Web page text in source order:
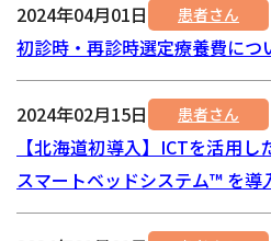
2024年04月01日 患者さん
初診時・再診時選定療養費につ
2024年02月15日 患者さん
【北海道初導入】ICTを活用
スマートベッドシステム™ を導